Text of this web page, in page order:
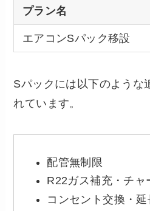
プラン名
エアコンSパック移設
Sパックには以下のような
れています。
配管無制限
R22ガス補充・チャ
コンセント交換・延